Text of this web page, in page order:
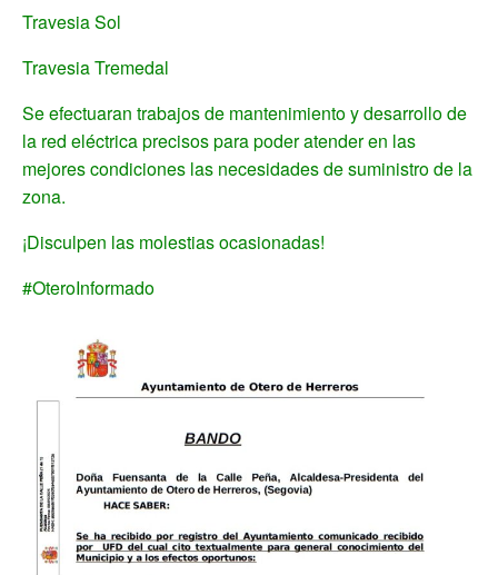
Travesia Sol
Travesia Tremedal
Se efectuaran trabajos de mantenimiento y desarrollo de
la red eléctrica precisos para poder atender en las
mejores condiciones las necesidades de suministro de la
zona.
¡Disculpen las molestias ocasionadas!
#OteroInformado